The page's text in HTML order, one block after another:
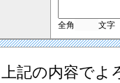
全角 文字
上記の内容でよ